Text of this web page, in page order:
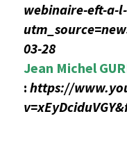
webinaire-eft-a-
03-28
Jean Michel
: https://